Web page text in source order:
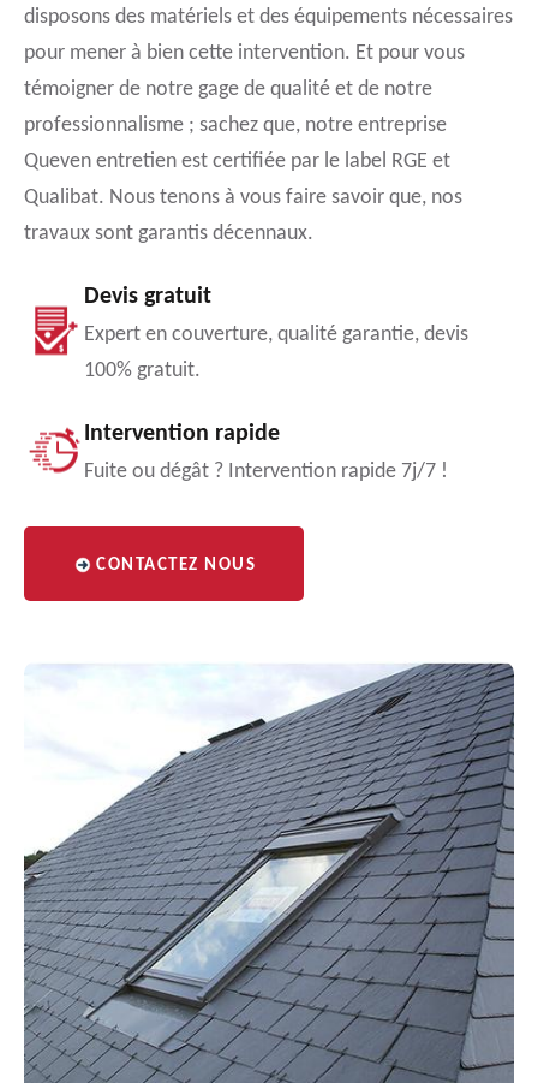
disposons des matériels et des équipements nécessaires
pour mener à bien cette intervention. Et pour vous
témoigner de notre gage de qualité et de notre
professionnalisme ; sachez que, notre entreprise
Queven entretien est certifiée par le label RGE et
Qualibat. Nous tenons à vous faire savoir que, nos
travaux sont garantis décennaux.
Devis gratuit
Expert en couverture, qualité garantie, devis
100% gratuit.
Intervention rapide
Fuite ou dégât ? Intervention rapide 7j/7 !
CONTACTEZ NOUS